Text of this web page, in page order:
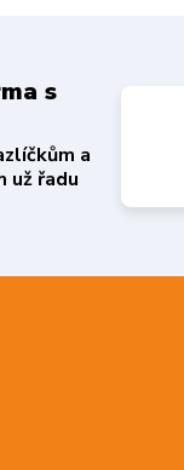
s
a
už řadu